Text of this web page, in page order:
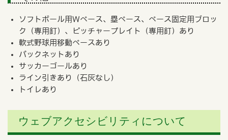
ソフトボール用Wベース、塁ベース、ベース固定用ブロッ
ク（専用釘）、ピッチャープレイト（専用釘）あり
軟式野球用移動ベースあり
バックネットあり
サッカーゴールあり
ライン引きあり（石灰なし）
トイレあり
ウェブアクセシビリティについて